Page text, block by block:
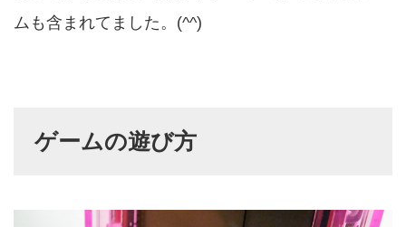
ムも含まれてました。(^^)
ゲームの遊び方